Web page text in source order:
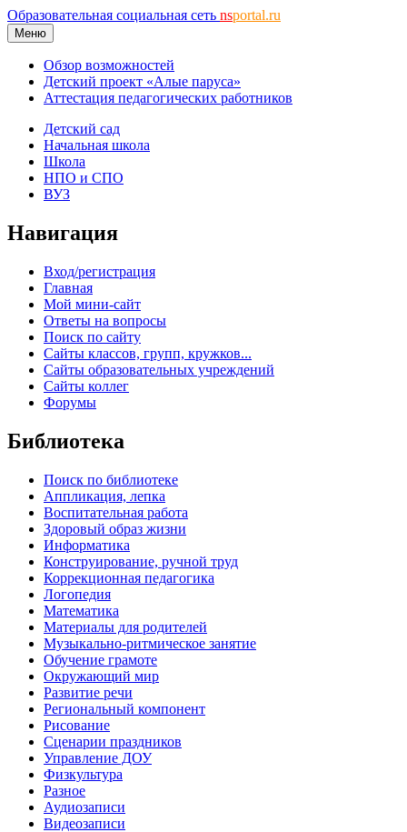
Образовательная социальная сеть nsportal.ru
Меню
Обзор возможностей
Детский проект «Алые паруса»
Аттестация педагогических работников
Детский сад
Начальная школа
Школа
НПО и СПО
ВУЗ
Навигация
Вход/регистрация
Главная
Мой мини-сайт
Ответы на вопросы
Поиск по сайту
Сайты классов, групп, кружков...
Сайты образовательных учреждений
Сайты коллег
Форумы
Библиотека
Поиск по библиотеке
Аппликация, лепка
Воспитательная работа
Здоровый образ жизни
Информатика
Конструирование, ручной труд
Коррекционная педагогика
Логопедия
Математика
Материалы для родителей
Музыкально-ритмическое занятие
Обучение грамоте
Окружающий мир
Развитие речи
Региональный компонент
Рисование
Сценарии праздников
Управление ДОУ
Физкультура
Разное
Аудиозаписи
Видеозаписи